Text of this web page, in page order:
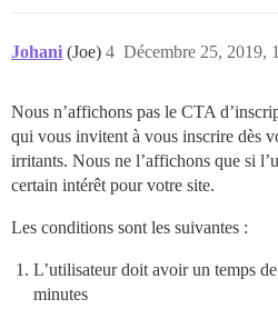
Johani (Joe) Décembre 25, 2019,
4
Nous n’affichons pas le CTA
qui vous invitent à vous inscrire dès
irritants. Nous ne l’affichons que si
certain intérêt pour votre site.
Les conditions sont les suivantes :
L’utilisateur doit avoir un temps
minutes